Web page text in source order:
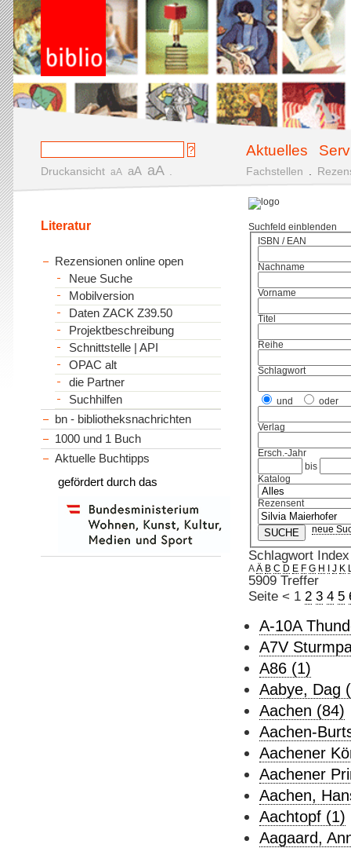
Aktuelles
Druckansicht aA aA aA Fachstellen
Suchfeld einblenden
ISBN / EAN
Nachname
Vorname
Titel
Reihe
Schlagwort
und oder
Verlag
Ersch.-Jahr
bis
Katalog
Rezensent
neue
Schlagwort Index
A Ä B C D E F G H J K
5909 Treffer
Seite < 1 2 3 4 5
A-10A
A7V
A86 (1)
Aabye, Dag
Aachen (84)
Aachen-
Aachener
Aachener
Aachen,
Aachtopf (1)
Aagaard,
Literatur
Rezensionen online open
Neue Suche
Mobilversion
Daten ZACK Z39.50
Projektbeschreibung
Schnittstelle | API
OPAC alt
die Partner
Suchhilfen
bn - bibliotheksnachrichten
1000 und 1 Buch
Aktuelle Buchtipps
gefördert durch das